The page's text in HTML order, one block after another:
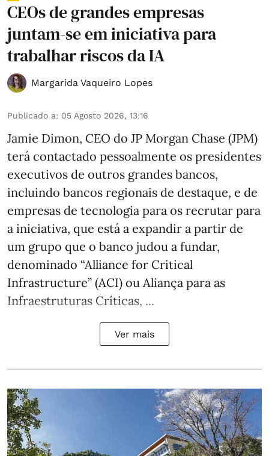
CEOs de grandes empresas
juntam-se em iniciativa para
trabalhar riscos da IA
Margarida Vaqueiro Lopes
Publicado a: 05 Agosto 2026, 13:16
Jamie Dimon, CEO do JP Morgan Chase (JPM)
terá contactado pessoalmente os presidentes
executivos de outros grandes bancos,
incluindo bancos regionais de destaque, e de
empresas de tecnologia para os recrutar para
a iniciativa, que está a expandir a partir de
um grupo que o banco judou a fundar,
denominado “Alliance for Critical
Infrastructure” (ACI) ou Aliança para as
Infraestruturas Críticas, ...
Ver mais